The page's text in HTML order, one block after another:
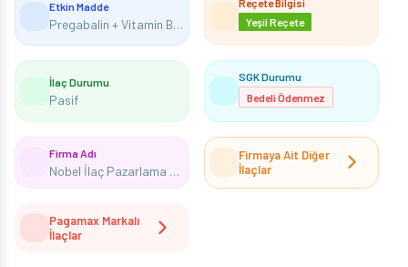
Etkin Madde
Pregabalin + Vitamin B12
Reçete Bilgisi
Yeşil Reçete
İlaç Durumu
Pasif
SGK Durumu
Bedeli Ödenmez
Firma Adı
Nobel İlaç Pazarlama Ve Sanayii Ltd. Şti.
Firmaya Ait Diğer
İlaçlar
Pagamax Markalı
İlaçlar